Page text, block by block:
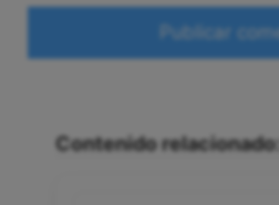
Contenido relacionado: